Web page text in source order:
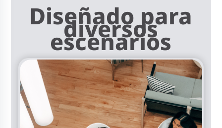
Diseñado para
diversos
escenarios